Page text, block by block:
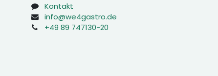
Kontakt
info@we4gastro.de
+49 89 747130-20